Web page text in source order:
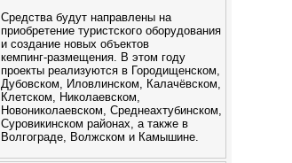
Средства будут направлены на
приобретение туристского оборудования
и создание новых объектов
кемпинг‑размещения. В этом году
проекты реализуются в Городищенском,
Дубовском, Иловлинском, Калачёвском,
Клетском, Николаевском,
Новониколаевском, Среднеахтубинском,
Суровикинском районах, а также в
Волгограде, Волжском и Камышине.